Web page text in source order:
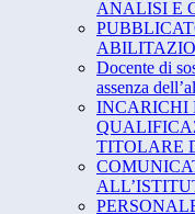
ANALISI E
Docente di
assenza
INCARICHI
TITOLARE